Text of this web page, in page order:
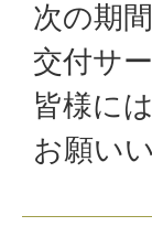
次の期
交付サ
皆様に
お願い